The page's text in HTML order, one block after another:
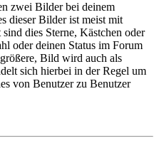
zwei Bilder bei deinem
dieser Bilder ist meist mit
dies Sterne, Kästchen oder
oder deinen Status im Forum
Bild wird auch als
sich hierbei in der Regel um
von Benutzer zu Benutzer